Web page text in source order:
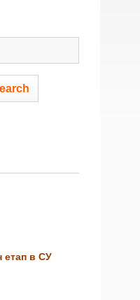
етап в СУ